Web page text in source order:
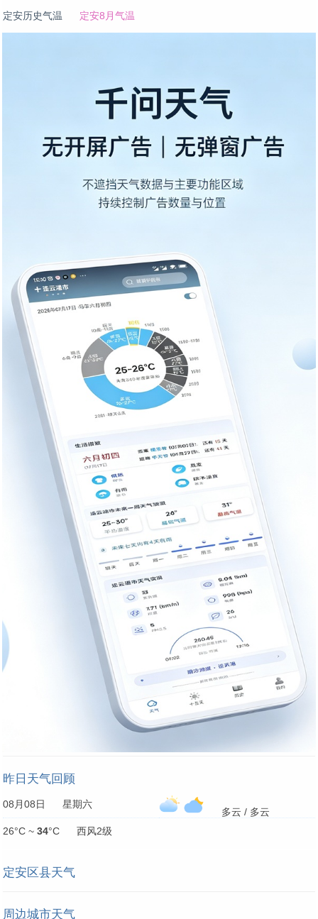
定安历史气温 定安8月气温
昨日天气回顾
08月08日 星期六
多云 / 多云
26°C ~ 34°C 西风2级
定安区县天气
周边城市天气